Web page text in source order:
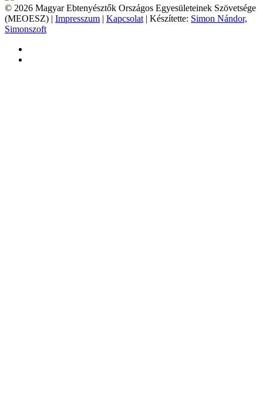
© 2026 Magyar Ebtenyésztők Országos Egyesületeinek Szövetsége
(MEOESZ) | Impresszum | Kapcsolat | Készítette: Simon Nándor,
Simonszoft